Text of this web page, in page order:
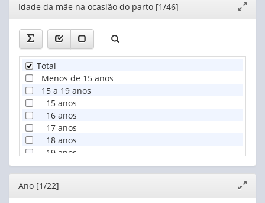
Editor
janela
Idade da mãe na ocasião do parto [1/46]
Total
Menos de 15 anos
15 a 19 anos
15 anos
16 anos
17 anos
18 anos
19 anos
20 a 24 anos
20 anos
21 anos
Editor
janela
Ano [1/22]